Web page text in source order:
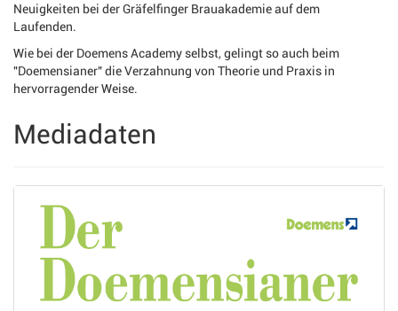
Neuigkeiten bei der Gräfelfinger Brauakademie auf dem
Laufenden.
Wie bei der Doemens Academy selbst, gelingt so auch beim
"Doemensianer" die Verzahnung von Theorie und Praxis in
hervorragender Weise.
Mediadaten